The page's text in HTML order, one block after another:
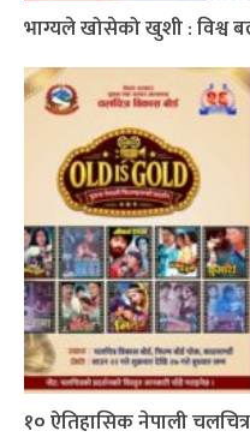
भाग्यले खोसेको खुशी : विश्व
१० ऐतिहासिक नेपाली